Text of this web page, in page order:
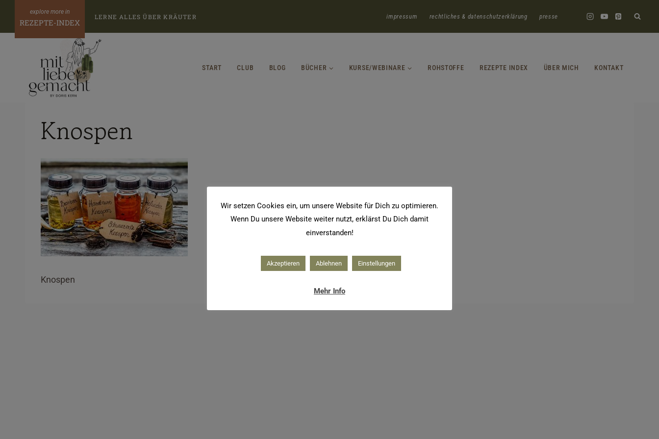
Inhalt
springen
REZEPTE-INDEX
LERNE ALLES ÜBER KRÄUTER impressum rechtliches & datenschutzerklärung presse
START CLUB BLOG BÜCHER KURSE/WEBINARE ROHSTOFFE REZEPTE INDEX ÜBER MICH KONTAKT
Knospen
Knospen
Wir setzen Cookies ein, um unsere Website für Dich zu optimieren.
Wenn Du unsere Website weiter nutzt, erklärst Du Dich damit
einverstanden!
Akzeptieren Ablehnen Einstellungen
Mehr Info